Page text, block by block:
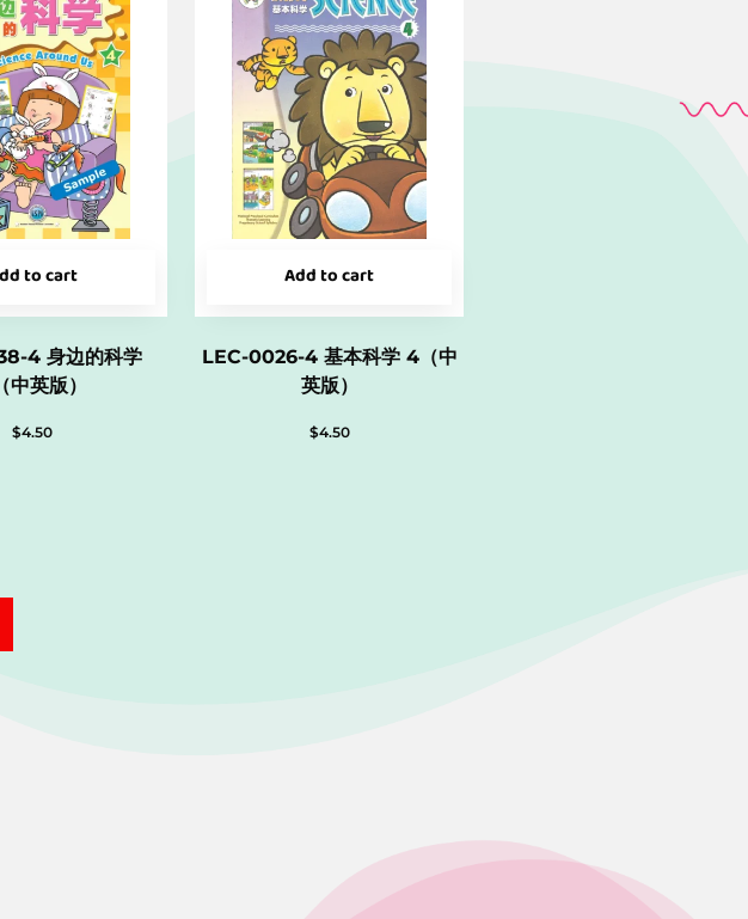
to cart
4 身边的科学
中英版）
$4.50
Add to cart
LEC-0026-4 基本科学 4（中
英版）
$4.50